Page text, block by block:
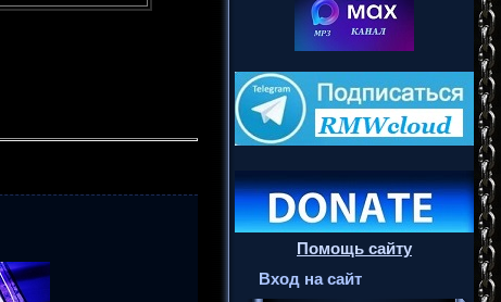
Помощь сайту
Вход на сайт